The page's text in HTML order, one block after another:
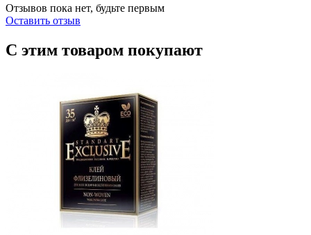
Отзывов пока нет, будьте первым
Оставить отзыв
С этим товаром покупают